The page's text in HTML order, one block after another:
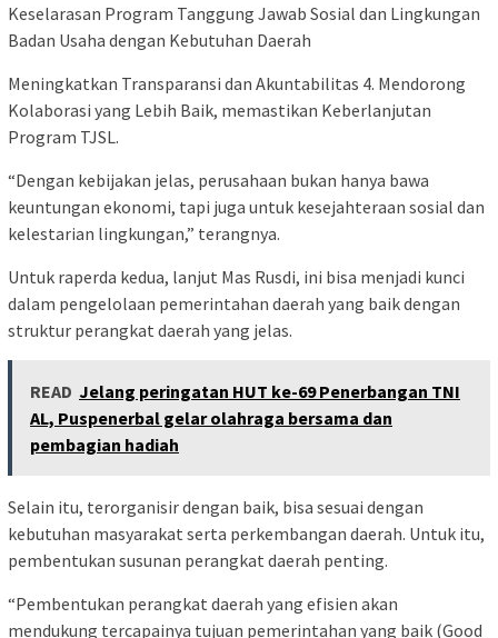
Keselarasan Program Tanggung Jawab Sosial dan Lingkungan
Badan Usaha dengan Kebutuhan Daerah
Meningkatkan Transparansi dan Akuntabilitas 4. Mendorong
Kolaborasi yang Lebih Baik, memastikan Keberlanjutan
Program TJSL.
“Dengan kebijakan jelas, perusahaan bukan hanya bawa
keuntungan ekonomi, tapi juga untuk kesejahteraan sosial dan
kelestarian lingkungan,” terangnya.
Untuk raperda kedua, lanjut Mas Rusdi, ini bisa menjadi kunci
dalam pengelolaan pemerintahan daerah yang baik dengan
struktur perangkat daerah yang jelas.
READ Jelang peringatan HUT ke-69 Penerbangan TNI
AL, Puspenerbal gelar olahraga bersama dan
pembagian hadiah
Selain itu, terorganisir dengan baik, bisa sesuai dengan
kebutuhan masyarakat serta perkembangan daerah. Untuk itu,
pembentukan susunan perangkat daerah penting.
“Pembentukan perangkat daerah yang efisien akan
mendukung tercapainya tujuan pemerintahan yang baik (Good